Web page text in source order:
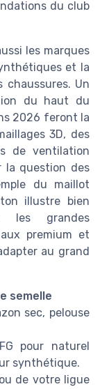
du club
les marques
et la
chaussures. Un
du haut du
2026 feront la
3D, des
de ventilation
la question des
du maillot
illustre bien
les grandes
premium et
au grand
semelle
sec, pelouse
pour naturel
synthétique.
de votre ligue